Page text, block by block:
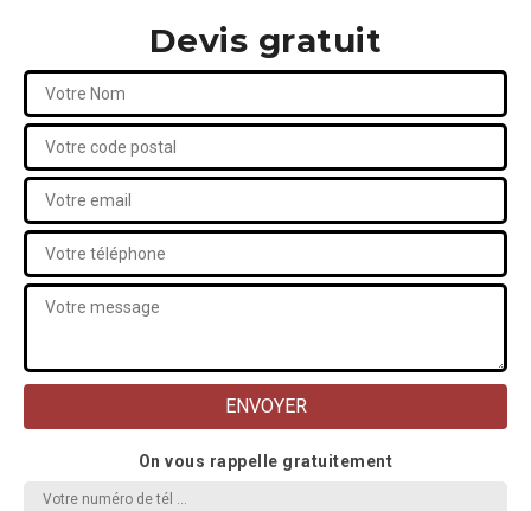
Devis gratuit
On vous rappelle gratuitement